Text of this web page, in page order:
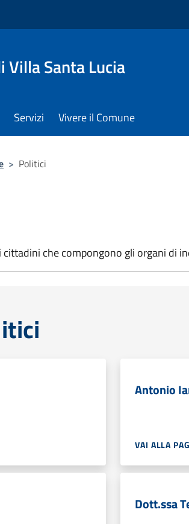
Villa Santa Lucia
Servizi Vivere il Comune
> Politici
che compongono gli organi di
Antonio
VAI ALLA
Dott.ssa